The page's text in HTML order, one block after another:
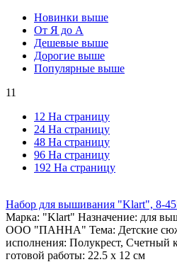
Новинки выше
От Я до А
Дешевые выше
Дорогие выше
Популярные выше
11
12 На страницу
24 На страницу
48 На страницу
96 На страницу
192 На страницу
Набор для вышивания "Klart", 8-
Марка: "Klart" Назначение: для
ООО "ПАННА" Тема: Детские
исполнения: Полукрест, Счетный
готовой работы: 22.5 x 12 см